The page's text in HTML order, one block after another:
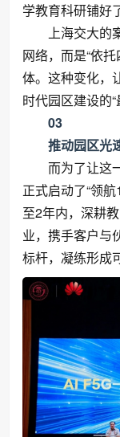
学教育科研铺好
上海交大的
网络，而是“依
体。这种变化，
时代园区建设的“
03
推动园区光
而为了让这
正式启动了“领
至2年内，深耕
业，携手客户与
标杆，凝练形成